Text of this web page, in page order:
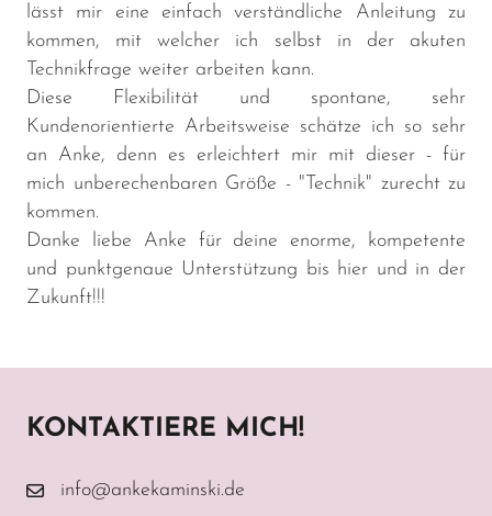
lässt mir eine einfach verständliche Anleitung zu
kommen, mit welcher ich selbst in der akuten
Technikfrage weiter arbeiten kann.
Diese Flexibilität und spontane, sehr
Kundenorientierte Arbeitsweise schätze ich so sehr
an Anke, denn es erleichtert mir mit dieser - für
mich unberechenbaren Größe - "Technik" zurecht zu
kommen.
Danke liebe Anke für deine enorme, kompetente
und punktgenaue Unterstützung bis hier und in der
Zukunft!!!
KONTAKTIERE MICH!
info@ankekaminski.de